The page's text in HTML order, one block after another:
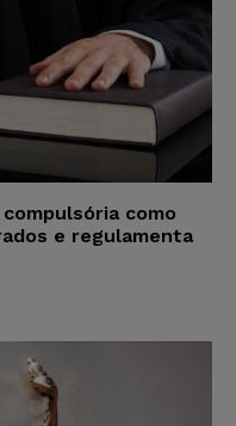
como
e regulamenta